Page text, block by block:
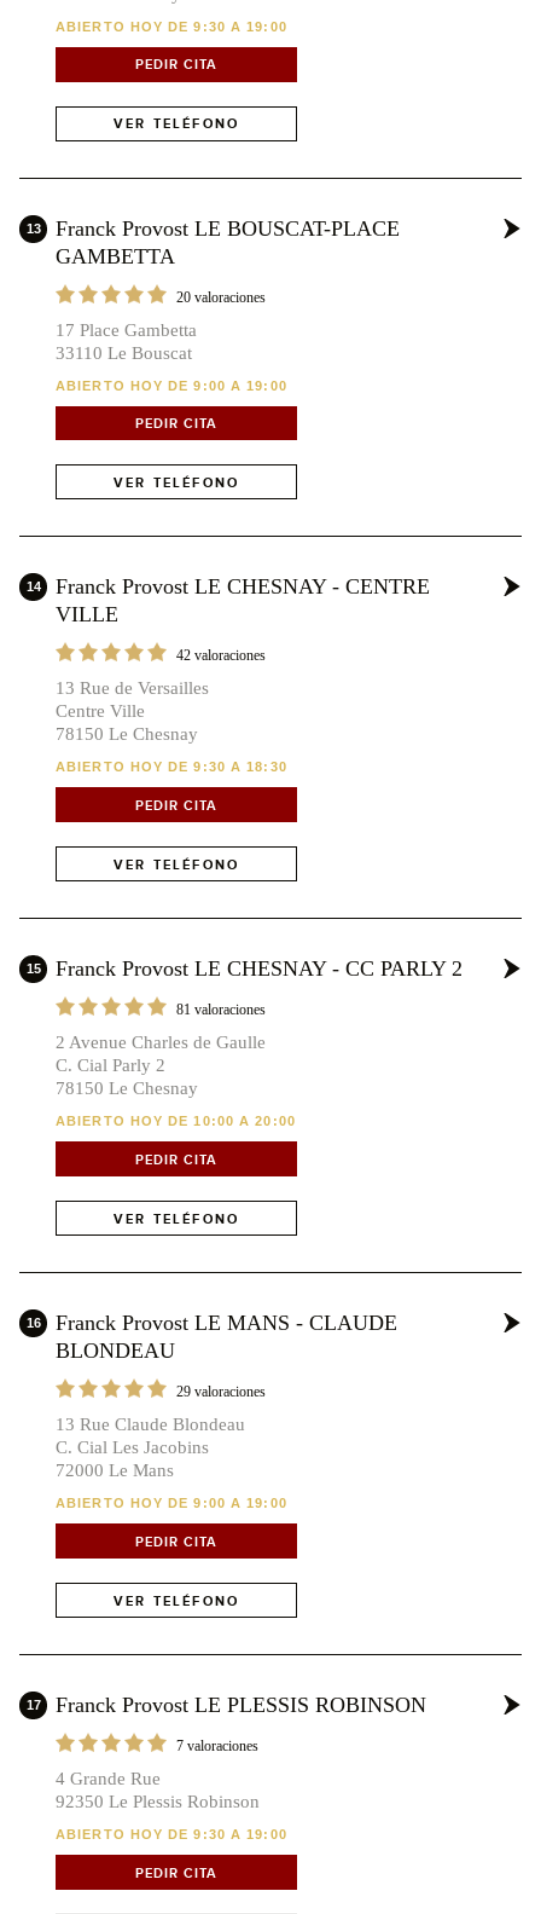
ABIERTO HOY DE 9:30 A 19:00
PEDIR CITA
VER TELÉFONO
13
Franck Provost LE BOUSCAT-PLACE
GAMBETTA
20 valoraciones
17 Place Gambetta
33110 Le Bouscat
ABIERTO HOY DE 9:00 A 19:00
PEDIR CITA
VER TELÉFONO
14
Franck Provost LE CHESNAY - CENTRE
VILLE
42 valoraciones
13 Rue de Versailles
Centre Ville
78150 Le Chesnay
ABIERTO HOY DE 9:30 A 18:30
PEDIR CITA
VER TELÉFONO
15 Franck Provost LE CHESNAY - CC PARLY 2
81 valoraciones
2 Avenue Charles de Gaulle
C. Cial Parly 2
78150 Le Chesnay
ABIERTO HOY DE 10:00 A 20:00
PEDIR CITA
VER TELÉFONO
16
Franck Provost LE MANS - CLAUDE
BLONDEAU
29 valoraciones
13 Rue Claude Blondeau
C. Cial Les Jacobins
72000 Le Mans
ABIERTO HOY DE 9:00 A 19:00
PEDIR CITA
VER TELÉFONO
17 Franck Provost LE PLESSIS ROBINSON
7 valoraciones
4 Grande Rue
92350 Le Plessis Robinson
ABIERTO HOY DE 9:30 A 19:00
PEDIR CITA